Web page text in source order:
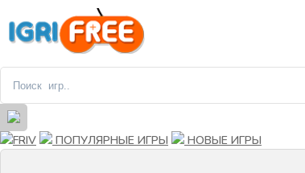
FRIV ПОПУЛЯРНЫЕ ИГРЫ
НОВЫЕ ИГРЫ